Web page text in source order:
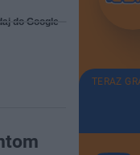
do Google
TERAZ